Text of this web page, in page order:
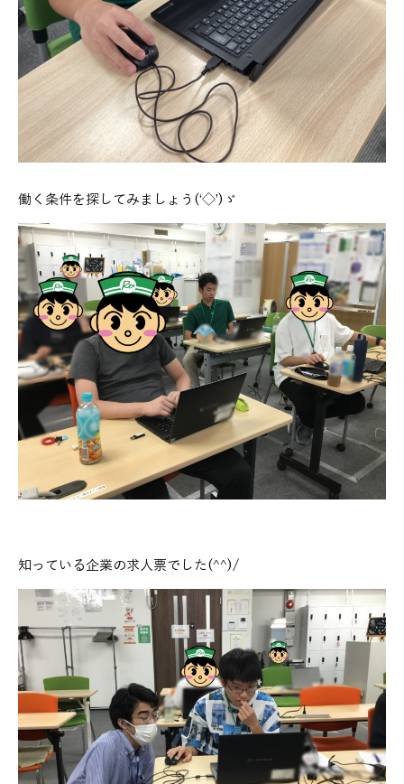
働く条件を探してみましょう(‘◇’)ゞ
知っている企業の求人票でした(^^)/